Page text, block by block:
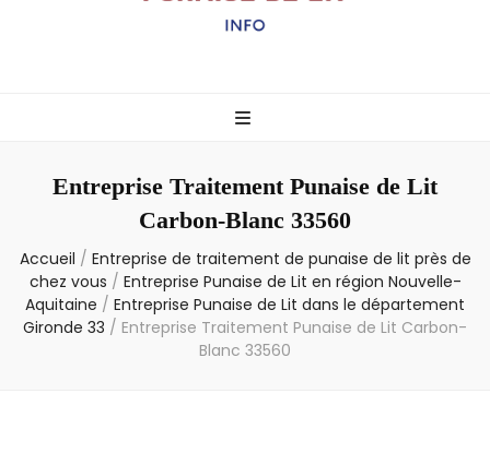
– Info
Entreprise Traitement Punaise de Lit
Carbon-Blanc 33560
Accueil / Entreprise de traitement de punaise de lit près de
chez vous / Entreprise Punaise de Lit en région Nouvelle-
Aquitaine / Entreprise Punaise de Lit dans le département
Gironde 33 / Entreprise Traitement Punaise de Lit Carbon-
Blanc 33560